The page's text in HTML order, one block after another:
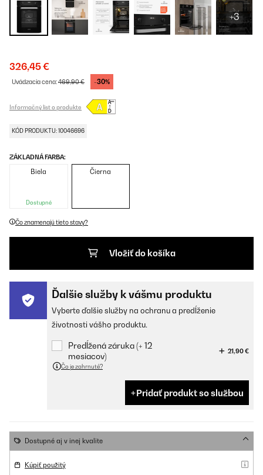
+3
326,45 €
Uvádzacia cena:469,90 € -30%
Informačný list o produkte
KÓD PRODUKTU: 10046696
ZÁKLADNÁ FARBA:
Biela
Dostupné
Čierna
Čo znamenajú tieto stavy?
Vložiť do košíka
Ďalšie služby k vášmu produktu
Vyberte ďalšie služby na ochranu a predĺženie
životnosti vášho produktu.
Predĺžená záruka (+ 12
mesiacov)
21,90 €
Čo je zahrnuté?
Pridať produkt so službou
Dostupné aj v inej kvalite
Kúpiť použitý